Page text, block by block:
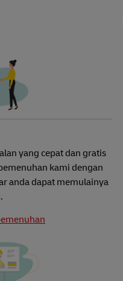
yang cepat dan gratis
kami dengan
anda dapat memulainya